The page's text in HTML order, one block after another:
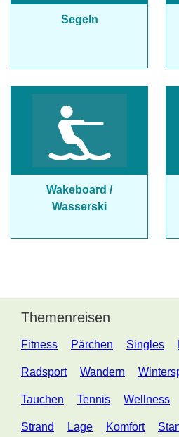
Segeln
Wakeboard /
Wasserski
Themenreisen
Fitness Pärchen Singles
Radsport Wandern
Tauchen Tennis Wellness
Strand Lage Komfort